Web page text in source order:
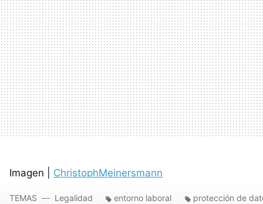
Imagen | ChristophMeinersmann
TEMAS Legalidad entorno laboral protección de